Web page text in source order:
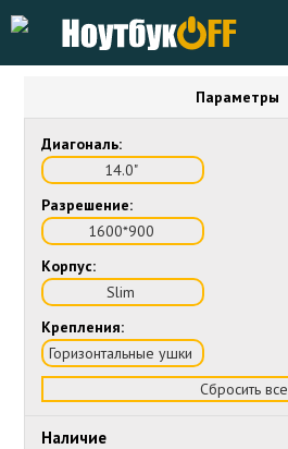
Параметры
Диагональ:
14.0"
Разрешение:
1600*900
Корпус:
Slim
Крепления:
Горизонтальные ушки
Сбросить все
Наличие